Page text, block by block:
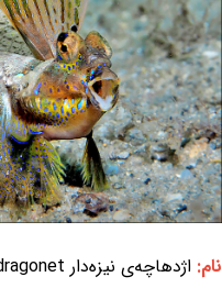
نام: اژدهاچه‌ی نیزه‌دار Lancer dragonet